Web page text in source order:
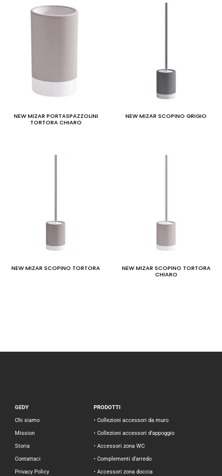
NEW MIZAR PORTASPAZZOLINI
TORTORA CHIARO
NEW MIZAR SCOPINO GRIGIO
NEW MIZAR SCOPINO TORTORA
NEW MIZAR SCOPINO TORTORA
CHIARO
GEDY
Chi siamo
Mission
Storia
Contattaci
Privacy Policy
PRODOTTI
• Collezioni accessori da muro
• Collezioni accessori d’appoggio
• Accessori zona WC
• Complementi d’arredo
• Accessori zona doccia